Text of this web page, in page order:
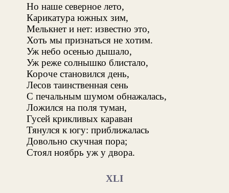
Но наше северное лето,
Карикатура южных зим,
Мелькнет и нет: известно это,
Хоть мы признаться не хотим.
Уж небо осенью дышало,
Уж реже солнышко блистало,
Короче становился день,
Лесов таинственная сень
С печальным шумом обнажалась,
Ложился на поля туман,
Гусей крикливых караван
Тянулся к югу: приближалась
Довольно скучная пора;
Стоял ноябрь уж у двора.
XLI